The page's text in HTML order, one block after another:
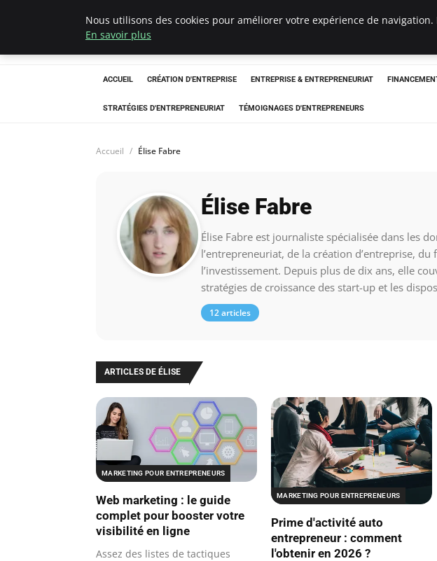
LECFCM
ACCUEIL CRÉATION D'ENTREPRISE ENTREPRISE & ENTREPRENEURIAT
STRATÉGIES D'ENTREPRENEURIAT TÉMOIGNAGES D'ENTREPRENEURS
Accueil Élise Fabre
Élise Fabre
Élise Fabre est journaliste spécialisée dans les
l’entrepreneuriat, de la création d’entreprise, du
l’investissement. Depuis plus de dix ans, elle
stratégies de croissance des start-up et les
12 articles
ARTICLES DE ÉLISE
MARKETING POUR ENTREPRENEURS
Web marketing : le guide
complet pour booster votre
visibilité en ligne
Assez des listes de tactiques
MARKETING POUR ENTREPRENEURS
Prime d'activité auto
entrepreneur : comment
l'obtenir en 2026 ?
Nous utilisons des cookies pour améliorer votre expérience de
En savoir plus